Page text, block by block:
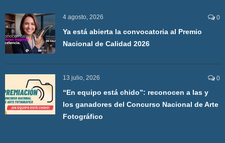
4 agosto, 2026 0
Ya está abierta la convocatoria al Premio
Nacional de Calidad 2026
13 julio, 2026 0
“En equipo está chido”: reconocen a las y
los ganadores del Concurso Nacional de Arte
Fotográfico